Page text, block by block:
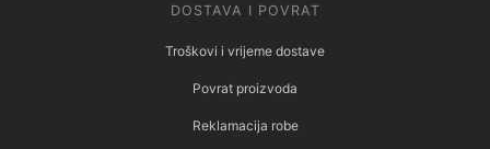
DOSTAVA I POVRAT
Troškovi i vrijeme dostave
Povrat proizvoda
Reklamacija robe